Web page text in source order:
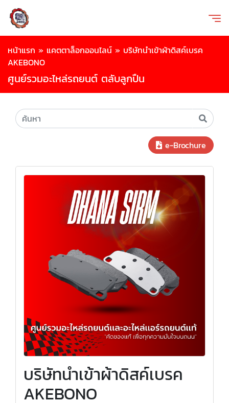
หน้าแรก » แคตตาล็อกออนไลน์ » บริษัทนำเข้าผ้าดิสค์เบรค
AKEBONO
ศูนย์รวมอะไหล่รถยนต์ ตลับลูกปืน
e-Brochure
บริษัทนำเข้าผ้าดิสค์เบรค
AKEBONO